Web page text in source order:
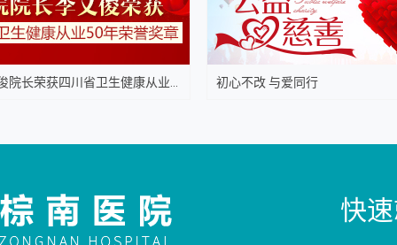
院长荣获四川省卫生健康从业... 初心不改 与爱同行
快